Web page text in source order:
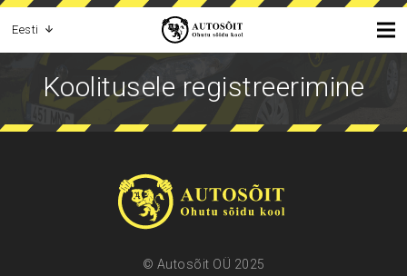
Eesti
Koolitusele registreerimine
© Autosõit OÜ 2025